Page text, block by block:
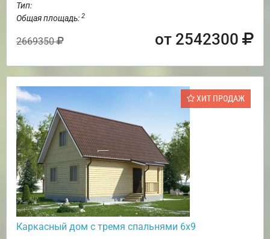
Тип:
Общая площадь: 2
2669350 от 2542300
ХИТ ПРОДАЖ
Каркасный дом с тремя спальнями 6х9